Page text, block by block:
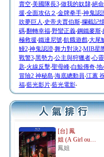
賣空‧美國隊長3‧做我的奴隸‧絕
援‧全面攻佔２ ‧金牌拳手‧神鬼認
吹夢巨人 ‧史帝夫賈伯斯‧攔截記
碼‧翻轉幸福‧野蠻正義‧鋼鐵麥斯‧
極救援‧鐵達尼號‧飢餓遊戲‧大尾
鰻2‧神鬼認證‧舞力對決2‧MIB星
戰警3‧黑勢力‧公主與狩獵者‧心
匙‧火線反擊‧聖母峰‧白鯨傳奇‧地
冒險2 神秘島‧海底總動員‧江蕙
福‧藍光影片‧藍光電影‧
[台] 鳳
姐 (A Girl ou…
鳳姐